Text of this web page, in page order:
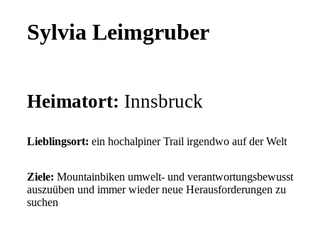
Sylvia Leimgruber
Heimatort: Innsbruck
Lieblingsort: ein hochalpiner Trail irgendwo auf der Welt
Ziele: Mountainbiken umwelt- und verantwortungsbewusst
auszuüben und immer wieder neue Herausforderungen zu
suchen